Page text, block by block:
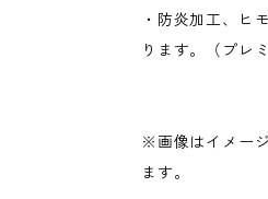
・防炎加工、ヒ
ります。（プレ
※画像はイメー
ます。